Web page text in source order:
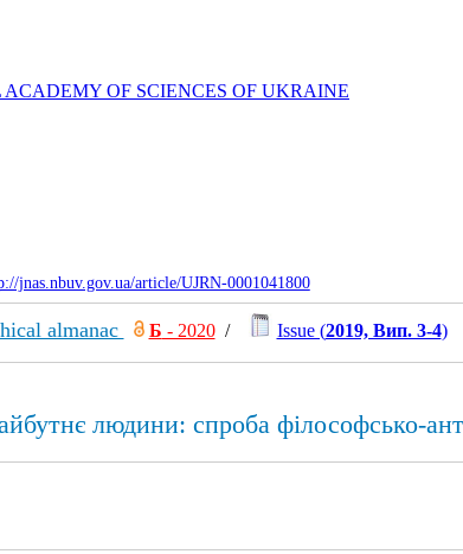
OF SCIENCES OF UKRAINE
jnas.nbuv.gov.ua/article/UJRN-0001041800
almanac Б - 2020/ Issue (2019, Вип. 3-4)
людини: спроба філософсько-